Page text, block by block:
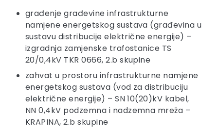
građenje građevine infrastrukturne
namjene energetskog sustava (građevina u
sustavu distribucije električne energije) –
izgradnja zamjenske trafostanice TS
20/0,4kV TKR 0666, 2.b skupine
zahvat u prostoru infrastrukturne namjene
energetskog sustava (vod za distribuciju
električne energije) – SN 10(20)kV kabel,
NN 0,4kV podzemna i nadzemna mreža –
KRAPINA, 2.b skupine